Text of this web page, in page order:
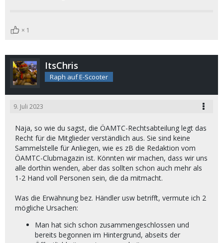
1
ItsChris
Raph auf E-Scooter
9. Juli 2023
Naja, so wie du sagst, die ÖAMTC-Rechtsabteilung legt das
Recht für die Mitglieder verständlich aus. Sie sind keine
Sammelstelle für Anliegen, wie es zB die Redaktion vom
ÖAMTC-Clubmagazin ist. Könnten wir machen, dass wir uns
alle dorthin wenden, aber das sollten schon auch mehr als
1-2 Hand voll Personen sein, die da mitmacht.
Was die Erwähnung bez. Händler usw betrifft, vermute ich 2
mögliche Ursachen:
Man hat sich schon zusammengeschlossen und
bereits begonnen im Hintergrund, abseits der